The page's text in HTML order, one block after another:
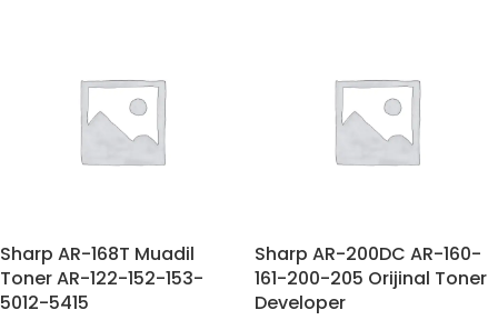
Sharp AR-168T Muadil
Toner AR-122-152-153-
5012-5415
Sharp AR-200DC AR-160-
161-200-205 Orijinal Toner
Developer